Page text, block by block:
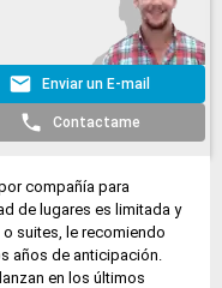
Enviar un E-mail
Contactame
compañía para
de lugares es limitada y
suites, le recomiendo
años de anticipación.
en los últimos